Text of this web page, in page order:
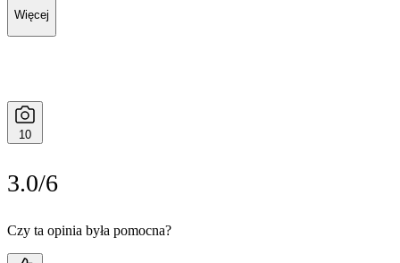
Więcej
10
3.0/6
Czy ta opinia była pomocna?